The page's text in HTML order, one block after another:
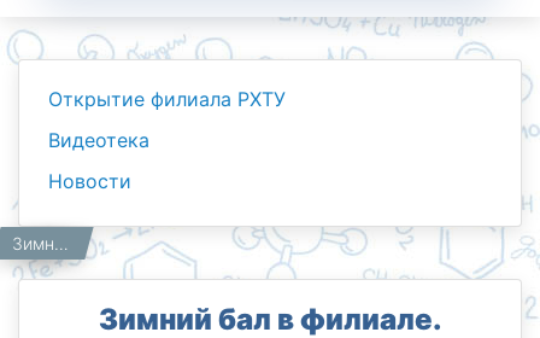
Открытие филиала РХТУ
Видеотека
Новости
Главная
Работникам
Новости Зимний бал в филиале.
Зимний бал в филиале.